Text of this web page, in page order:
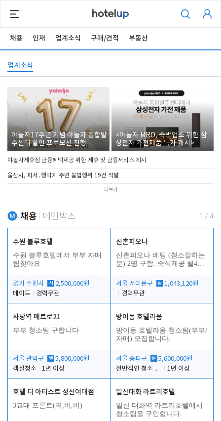
채용 인재 업계소식 구매/견적 부동산
업계소식
야놀자17주년 기념 야놀자 통합발
주센터 할인 프로모션 진행
<야놀자 MRO, 숙박업소 위한 삼
성전자 가전제품 특가 개시>
야놀자제휴점 금융혜택제공 위한 제휴 및 금융서비스 게시
울산시, 피서․행락지 주변 불법행위 19건 적발
더보기
채용 메인박스 1 / 4
수원 블루호텔
수원 블루호텔에서 부부 자매
팀찾아요
경기 수원시 시
2,500,000원
메이드
경력무관
신촌피오나
신촌피오나 베팅 (청소잘하는
분) 2명 구함. 숙식제공 월4회
서울 서대문구
월 1,043,120원
경력무관
사당역 메트로21
부부 청소팀 구합니다
서울 관악구 월 5,800,000원
객실청소
1년 이상
방이동 호텔라움
방이동 호텔라움 청소팀(부부/
자매) 모집합니다.
서울 송파구 월 5,600,000원
전반적인 청소 업무(객실청소.객실정리)
1년 이상
호텔 디 아티스트 성신여대점
3교대 프론트(격,비,비)
일산대화 라트리호텔
일산 대화역 라트리호텔에서
청소팀을 구인합니다.